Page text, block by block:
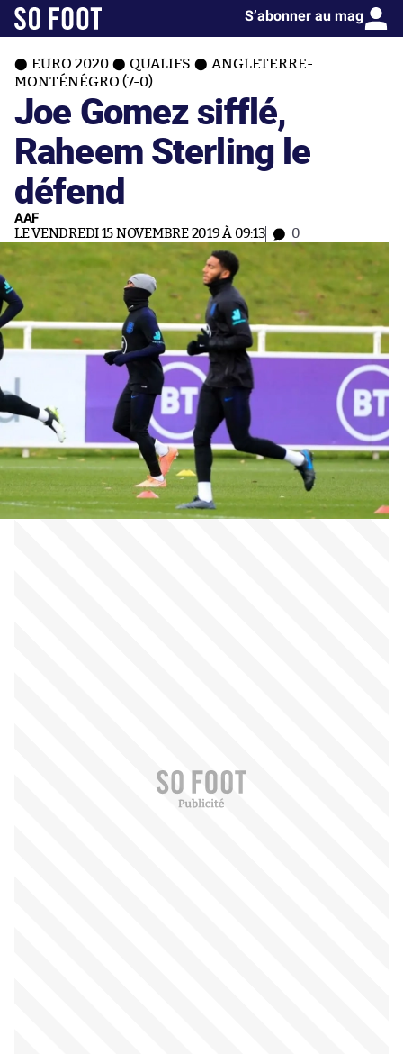
S’abonner au mag
EURO 2020 QUALIFS
ANGLETERRE-
MONTÉNÉGRO (7-0)
Joe Gomez sifflé,
Raheem Sterling le
défend
AAF
LE VENDREDI 15 NOVEMBRE 2019 À 09:13 0